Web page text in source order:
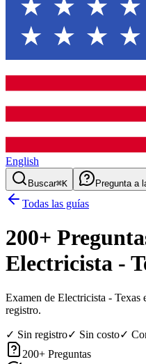
English
Buscar⌘K Pregunta a
Todas las guías
200+
Electricista -
Examen de Electricista - Texas
registro.
✓ Sin registro✓ Sin costo✓
200+ Preguntas